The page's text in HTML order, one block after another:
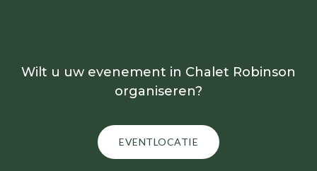
Wilt u uw evenement in Chalet Robinson
organiseren?
EVENTLOCATIE